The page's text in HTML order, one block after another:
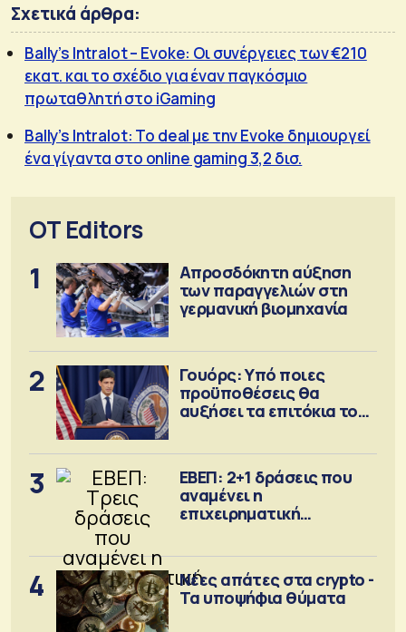
Σχετικά άρθρα:
Bally’s Intralot – Evoke: Οι συνέργειες των €210
εκατ. και το σχέδιο για έναν παγκόσμιο
πρωταθλητή στο iGaming
Bally’s Intralot: Το deal με την Evoke δημιουργεί
ένα γίγαντα στο online gaming 3,2 δισ.
OT Editors
1
Απροσδόκητη αύξηση
των παραγγελιών στη
γερμανική βιομηχανία
2
Γουόρς: Υπό ποιες
προϋποθέσεις θα
αυξήσει τα επιτόκια τον
3
ΕΒΕΠ: 2+1 δράσεις που
αναμένει η
επιχειρηματική
4
Νέες απάτες στα crypto -
Τα υποψήφια θύματα